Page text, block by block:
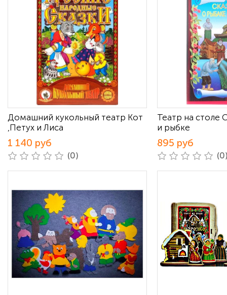
Домашний кукольный театр Кот
,Петух и Лиса
1 140 руб
(0)
Театр на столе
и рыбке
895 руб